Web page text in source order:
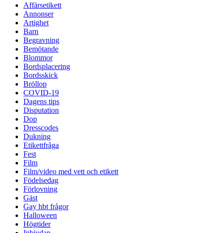
Affärsetikett
Annonser
Artighet
Barn
Begravning
Bemötande
Blommor
Bordsplacering
Bordsskick
Bröllop
COVID-19
Dagens tips
Disputation
Dop
Dresscodes
Dukning
Etikettfråga
Fest
Film
Film/video med vett och etikett
Födelsedag
Förlovning
Gäst
Gay hbt frågor
Halloween
Högtider